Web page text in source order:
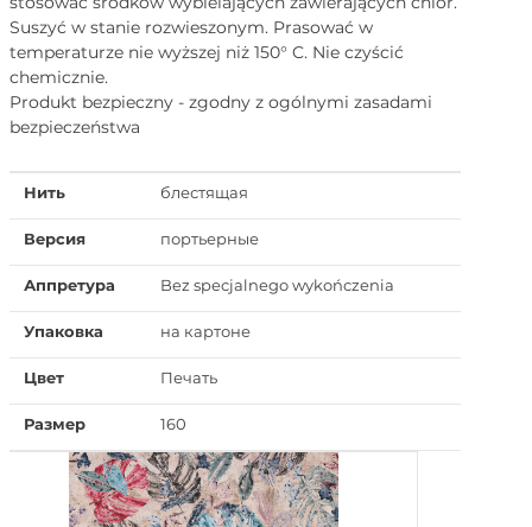
Suszyć w stanie rozwieszonym. Prasować w
temperaturze nie wyższej niż 150° C. Nie czyścić
chemicznie.
Produkt bezpieczny - zgodny z ogólnymi zasadami
bezpieczeństwa
Нить блестящая
Версия портьерные
Аппретура Bez specjalnego wykończenia
Упаковка на картоне
Цвет Печать
Размер 160